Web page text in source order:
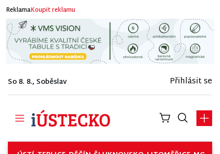
ReklamaKoupit reklamu
So 8. 8., Soběslav Přihlásit se